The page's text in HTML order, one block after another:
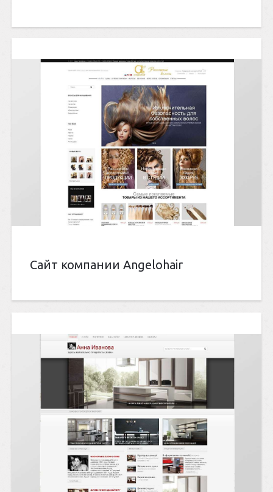
Сайт компании Angelohair